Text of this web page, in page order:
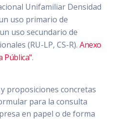
Unifamiliar Densidad
uso primario de
uso secundario de
(RU-LP, CS-R). Anexo
Pública".
proposiciones concretas
para la consulta
en papel o de forma